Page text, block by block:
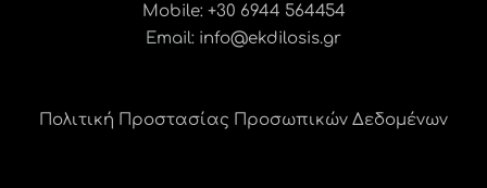
Mobile: +30 6944 564454
Email: info@ekdilosis.gr
Πολιτική Προστασίας Προσωπικών Δεδομένων